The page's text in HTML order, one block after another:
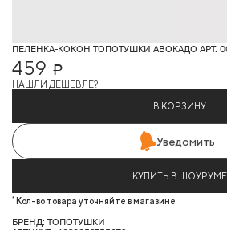
ПЕЛЕНКА-КОКОН ТОПОТУШКИ АВОКАДО АРТ.
459
Р
НАШЛИ ДЕШЕВЛЕ?
В КОРЗИНУ
Уведомить
КУПИТЬ В ШОУРУМЕ
* Кол-во товара уточняйте в магазине
БРЕНД: ТОПОТУШКИ